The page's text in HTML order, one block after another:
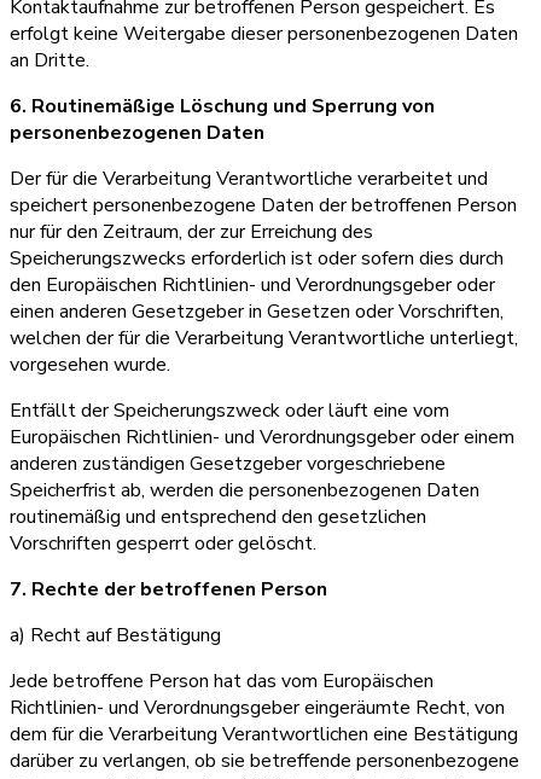
Kontaktaufnahme zur betroffenen Person gespeichert. Es
erfolgt keine Weitergabe dieser personenbezogenen Daten
an Dritte.
6. Routinemäßige Löschung und Sperrung von
personenbezogenen Daten
Der für die Verarbeitung Verantwortliche verarbeitet und
speichert personenbezogene Daten der betroffenen Person
nur für den Zeitraum, der zur Erreichung des
Speicherungszwecks erforderlich ist oder sofern dies durch
den Europäischen Richtlinien- und Verordnungsgeber oder
einen anderen Gesetzgeber in Gesetzen oder Vorschriften,
welchen der für die Verarbeitung Verantwortliche unterliegt,
vorgesehen wurde.
Entfällt der Speicherungszweck oder läuft eine vom
Europäischen Richtlinien- und Verordnungsgeber oder einem
anderen zuständigen Gesetzgeber vorgeschriebene
Speicherfrist ab, werden die personenbezogenen Daten
routinemäßig und entsprechend den gesetzlichen
Vorschriften gesperrt oder gelöscht.
7. Rechte der betroffenen Person
a) Recht auf Bestätigung
Jede betroffene Person hat das vom Europäischen
Richtlinien- und Verordnungsgeber eingeräumte Recht, von
dem für die Verarbeitung Verantwortlichen eine Bestätigung
darüber zu verlangen, ob sie betreffende personenbezogene